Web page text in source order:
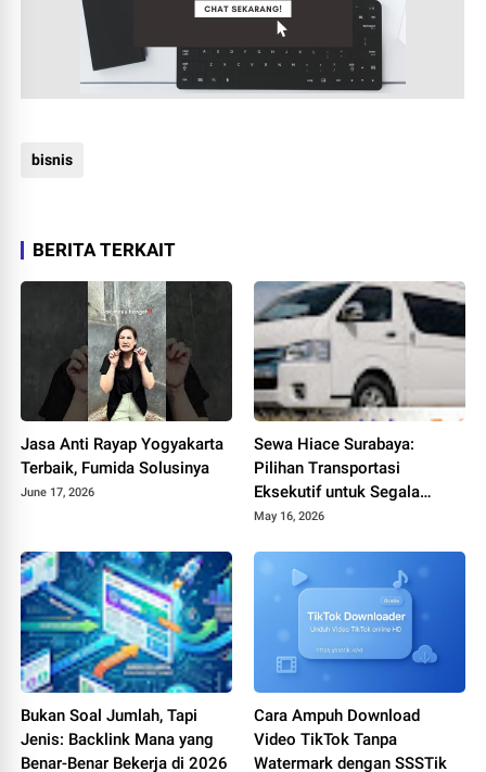
bisnis
BERITA TERKAIT
Jasa Anti Rayap Yogyakarta
Terbaik, Fumida Solusinya
June 17, 2026
Sewa Hiace Surabaya:
Pilihan Transportasi
Eksekutif untuk Segala
Agenda !
May 16, 2026
Bukan Soal Jumlah, Tapi
Jenis: Backlink Mana yang
Benar-Benar Bekerja di 2026
Cara Ampuh Download
Video TikTok Tanpa
Watermark dengan SSSTik